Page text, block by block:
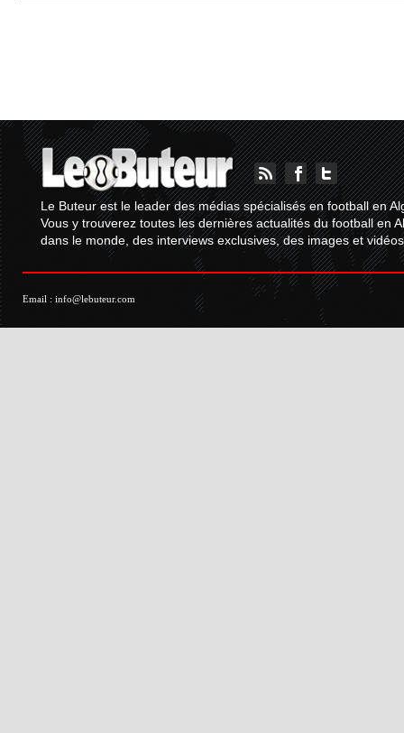
Le Buteur est le leader des médias spécialisés en football en
Vous y trouverez toutes les dernières actualités du football en
dans le monde, des interviews exclusives, des images et
Email : info@lebuteur.com